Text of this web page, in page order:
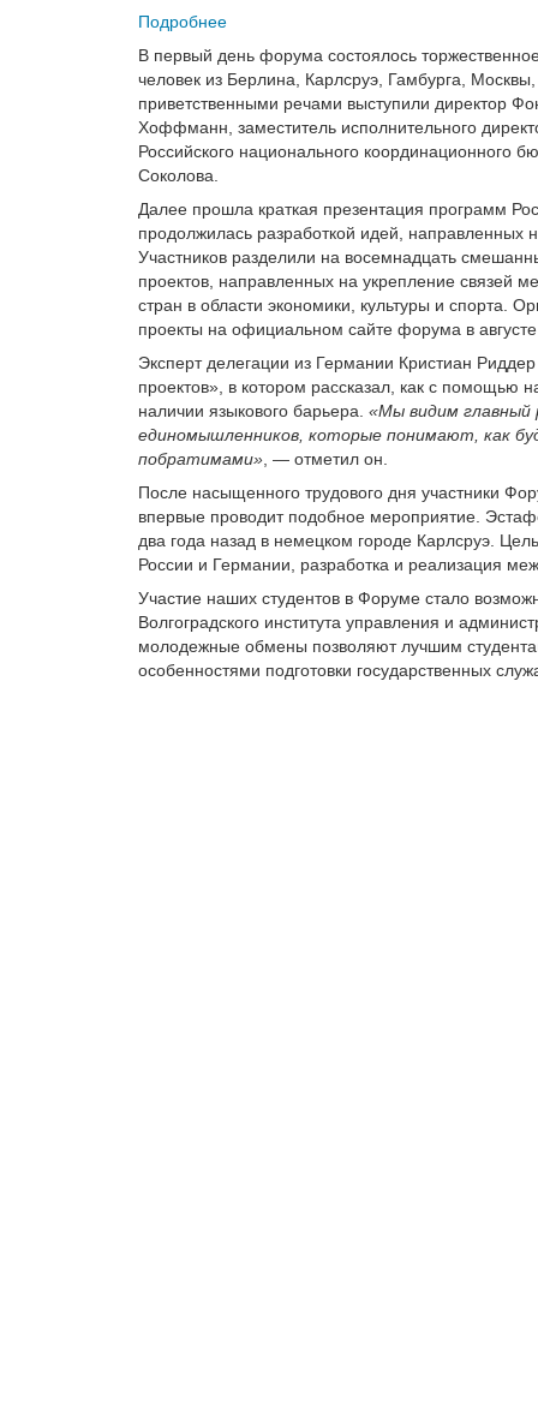
Подробнее
В первый день форума состоялось
человек из Берлина, Карлсруэ, Гамбурга,
приветственными речами выступили директор
Хоффманн, заместитель исполнительного
Российского национального
Соколова.
Далее прошла краткая презентация программ
продолжилась разработкой идей, направленных
Участников разделили на восемнадцать
проектов, направленных на укрепление связей
стран в области экономики, культуры и спорта.
проекты на официальном сайте форума в
Эксперт делегации из Германии Кристиан
проектов», в котором рассказал, как с помощью
наличии языкового барьера. «Мы видим главный
единомышленников, которые понимают, как
побратимами» , — отметил он.
После насыщенного трудового дня участники
впервые проводит подобное мероприятие.
два года назад в немецком городе Карлсруэ.
России и Германии, разработка и реализация
Участие наших студентов в Форуме стало
Волгоградского института управления и
молодежные обмены позволяют лучшим
особенностями подготовки государственных